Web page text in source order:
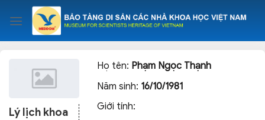
content
Lý lịch khoa
Họ tên: Phạm Ngọc Thạnh
Năm sinh: 16/10/1981
Giới tính: